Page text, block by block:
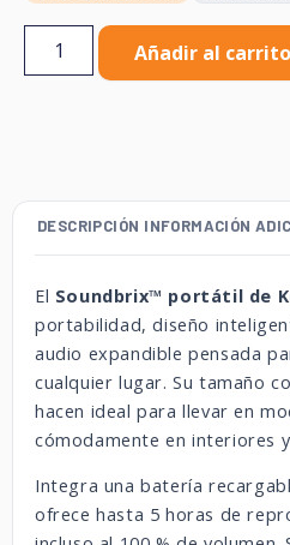
Añadir al carrito
DESCRIPCIÓN INFORMACIÓN
El Soundbrix™ portátil de
portabilidad, diseño
audio expandible pensada
cualquier lugar. Su tamaño
hacen ideal para llevar en
cómodamente en interiores
Integra una batería
ofrece hasta 5 horas de